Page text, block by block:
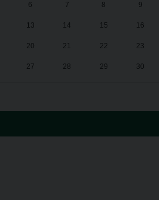
6 7 8 9
13 14 15 16
20 21 22 23
27 28 29 30